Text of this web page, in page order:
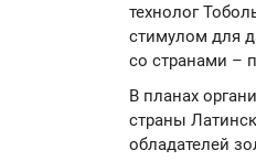
технолог
стимулом для
со странами –
В планах
страны
обладателей